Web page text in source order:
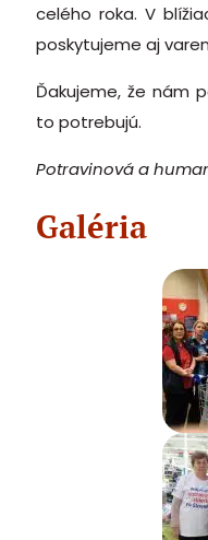
celého roka. V
poskytujeme aj
Ďakujeme, že nám
to potrebujú.
Potravinová a
Galéria